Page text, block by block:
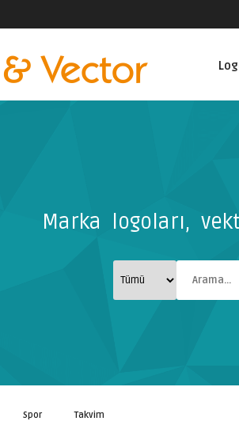
Marka logoları,
Spor Takvim